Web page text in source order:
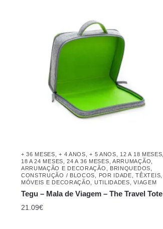
+ 36 MESES ,+ 4 ANOS ,+ 5 ANOS 12 A 18 MESES
18 A 24 MESES ,24 A 36 MESES ARRUMAÇÃO
ARRUMAÇÃO E DECORAÇÃO
BRINQUEDOS
CONSTRUÇÃO / BLOCOS
POR IDADE ,TÊXTEIS,
MÓVEIS E DECORAÇÃO
UTILIDADES ,VIAGEM
Tegu – Mala de Viagem – The Travel Tote
21.09€